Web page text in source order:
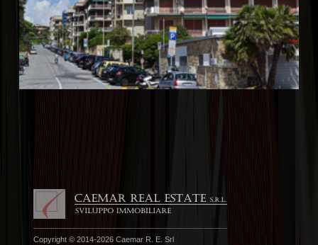
Copyright © 2014-2026 Caemar R. E. Srl